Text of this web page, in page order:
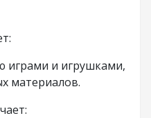
играми и игрушками,
материалов.